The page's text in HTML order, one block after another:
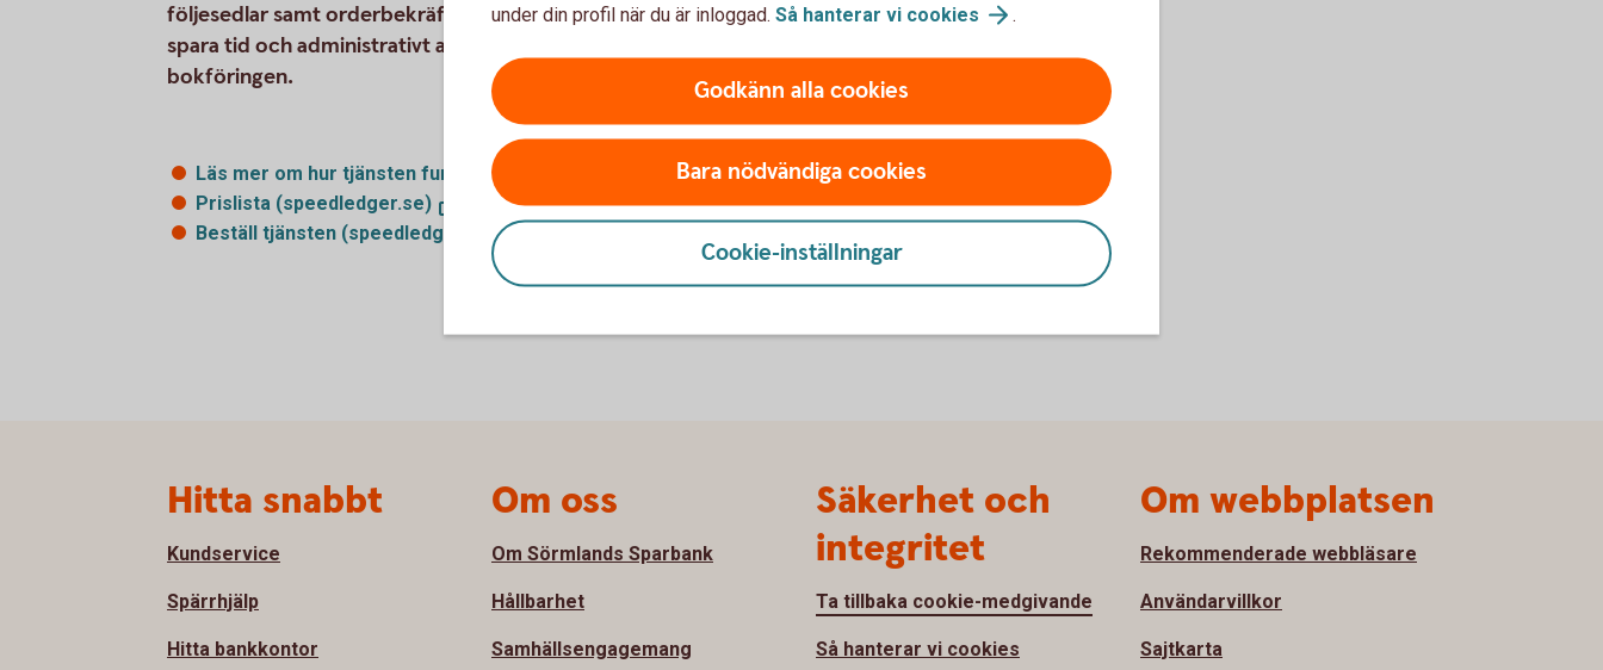
följesedlar samt orderbekräftelser med bara några klick. En smidig lösning för er som vill
spara tid och administrativt arbete. Finns som fristående tjänst eller som tillval till e-
bokföringen.
Läs mer om hur tjänsten fungerar
Prislista (speedledger.se)
Beställ tjänsten (speedledger.se)
under din profil när du är inloggad. Så hanterar vi cookies .
Godkänn alla cookies
Bara nödvändiga cookies
Cookie-inställningar
Hitta snabbt
Kundservice
Spärrhjälp
Hitta bankkontor
Om oss
Om Sörmlands Sparbank
Hållbarhet
Samhällsengagemang
Säkerhet och
integritet
Ta tillbaka cookie-medgivande
Så hanterar vi cookies
Om webbplatsen
Rekommenderade webbläsare
Användarvillkor
Sajtkarta